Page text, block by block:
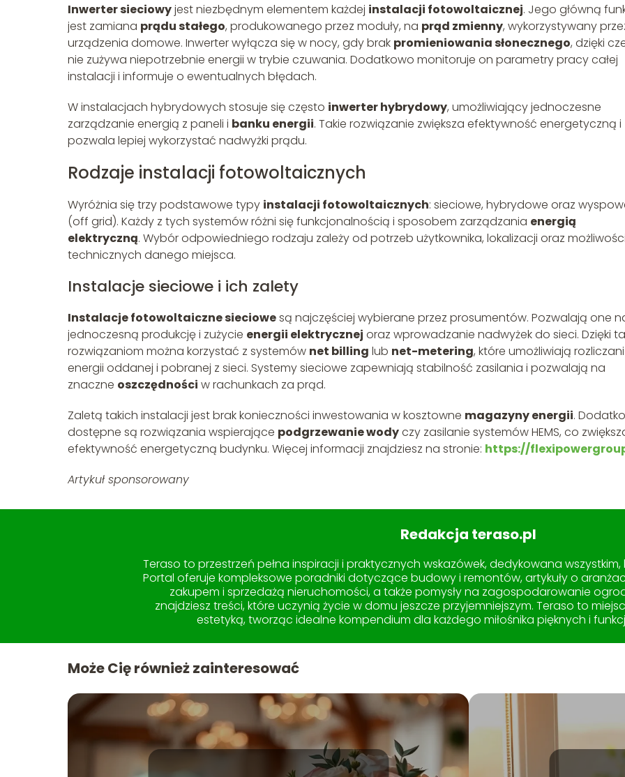
Inwerter sieciowyjest niezbędnym elementem każdej instalacji fotowoltaicznej. Jego główną
jest zamiana prądu stałego, produkowanego przez moduły, na prąd zmienny, wykorzystywany
urządzenia domowe. Inwerter wyłącza się w nocy, gdy brak promieniowania słonecznego, dzięki
nie zużywa niepotrzebnie energii w trybie czuwania. Dodatkowo monitoruje on parametry pracy całej
instalacji i informuje o ewentualnych błędach.
W instalacjach hybrydowych stosuje się często inwerter hybrydowy, umożliwiający jednoczesne
zarządzanie energią z paneli i banku energii. Takie rozwiązanie zwiększa efektywność energetyczną i
pozwala lepiej wykorzystać nadwyżki prądu.
Rodzaje instalacji fotowoltaicznych
Wyróżnia się trzy podstawowe typy instalacji fotowoltaicznych: sieciowe, hybrydowe oraz
(off grid). Każdy z tych systemów różni się funkcjonalnością i sposobem zarządzania energią
elektryczną. Wybór odpowiedniego rodzaju zależy od potrzeb użytkownika, lokalizacji oraz
technicznych danego miejsca.
Instalacje sieciowe i ich zalety
Instalacje fotowoltaiczne sieciowesą najczęściej wybierane przez prosumentów. Pozwalają one
jednoczesną produkcję i zużycie energii elektrycznej oraz wprowadzanie nadwyżek do sieci. Dzięki
rozwiązaniom można korzystać z systemów net billing lub net-metering, które umożliwiają
energii oddanej i pobranej z sieci. Systemy sieciowe zapewniają stabilność zasilania i pozwalają na
znaczne oszczędności w rachunkach za prąd.
Zaletą takich instalacji jest brak konieczności inwestowania w kosztowne magazyny energii.
dostępne są rozwiązania wspierające podgrzewanie wodyczy zasilanie systemów HEMS, co
efektywność energetyczną budynku. Więcej informacji znajdziesz na stronie: https://
Artykuł sponsorowany
Redakcja teraso.pl
Teraso to przestrzeń pełna inspiracji i praktycznych wskazówek, dedykowana
Portal oferuje kompleksowe poradniki dotyczące budowy i remontów, artykuły o
zakupem i sprzedażą nieruchomości, a także pomysły na zagospodarowanie
znajdziesz treści, które uczynią życie w domu jeszcze przyjemniejszym. Teraso to
estetyką, tworząc idealne kompendium dla każdego miłośnika pięknych i
Może Cię również zainteresować